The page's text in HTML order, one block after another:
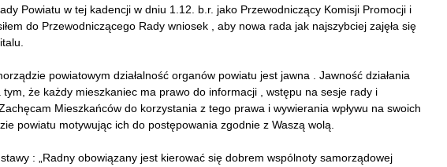
Powiatu w tej kadencji w dniu 1.12. b.r. jako Przewodniczący Komisji Promocji i
do Przewodniczącego Rady wniosek , aby nowa rada jak najszybciej zajęła się
powiatowym działalność organów powiatu jest jawna . Jawność działania
że każdy mieszkaniec ma prawo do informacji , wstępu na sesje rady i
Mieszkańców do korzystania z tego prawa i wywierania wpływu na swoich
powiatu motywując ich do postępowania zgodnie z Waszą wolą.
: „Radny obowiązany jest kierować się dobrem wspólnoty samorządowej